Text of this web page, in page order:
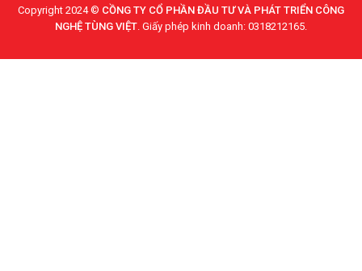
Copyright 2024 © CỒNG TY CỔ PHẦN ĐẦU TƯ VÀ PHÁT TRIỂN CÔNG
NGHỆ TÙNG VIỆT. Giấy phép kinh doanh: 0318212165.